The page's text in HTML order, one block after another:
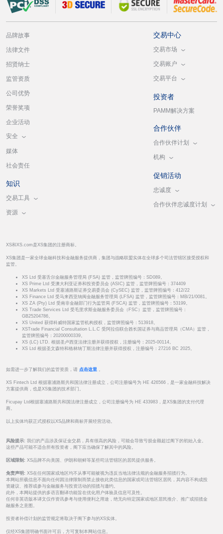
品牌故事
法律文件
招贤纳士
监管资质
公司优势
荣誉奖项
企业活动
安全
媒体
社会责任
知识
交易工具
资源
交易中心
交易市场
交易账户
交易平台
投资者
PAMM解决方案
合作伙伴
合作伙伴计划
机构
促销活动
忠诚度
合作伙伴忠诚度计划
XS和XS.com是XS集团的注册商标。
XS集团是一家全球金融科技和金融服务提供商，集团与战略联盟实体在全球多个司法管辖区接受授权和
监管。
XS Ltd 受塞舌尔金融服务管理局 (FSA) 监管，监管牌照编号：SD089。
XS Prime Ltd 受澳大利亚证券和投资委员会 (ASIC) 监管，监管牌照编号：374409
XS Markets Ltd 受塞浦路斯证券交易委员会 (CySEC) 监管，监管牌照编号：412/22
XS Finance Ltd 受马来西亚纳闽金融服务管理局 (LFSA) 监管，监管牌照编号：MB/21/0081。
XS ZA (Pty) Ltd 受南非金融部门行为监管局 (FSCA) 监管，监管牌照编号：53199。
XS Trade Services Ltd 受毛里求斯金融服务委员会（FSC）监管，监管牌照编号：
GB25204786。
XS United 获得科威特国家监管机构授权，监管牌照编号：513918。
XSTrade Financial Consultation L.L.C 受阿拉伯联合酋长国证券与商品管理局（CMA）监管，
监管牌照编号：20200000339。
XS (LC) LTD. 根据圣卢西亚法律注册并获得授权，注册编号：2025-00114。
XS Ltd 根据圣文森特和格林纳丁斯法律注册并获得授权，注册编号：27216 BC 2025。
如需进一步了解我们的监管资质，请 点击这里
XS Fintech Ltd 根据塞浦路斯共和国法律注册成立，公司注册编号为 HE 426566，是一家金融科技解决
方案提供商，也是XS集团的技术部门。
Ficupay Ltd根据塞浦路斯共和国法律注册成立，公司注册编号为 HE 433983，是XS集团的支付代理
商。
以上实体均获正式授权以XS品牌和商标开展经营活动。
风险提示: 我们的产品涉及保证金交易，具有很高的风险，可能会导致亏损金额超过阁下的初始入金。
这些产品可能不适合所有投资者，阁下应当确保了解其中的风险。
区域限制: XS品牌不向美国、伊朗和朝鲜等某些司法管辖区的居民提供服务。
免责声明: XS在任何国家或地区均不从事可能被视为违反当地法律法规的金融服务招揽行为。
本网站所载信息不面向任何因法律限制而禁止接收此类信息的国家或司法管辖区居民，其内容不构成投
资建议、推荐或参与金融服务与投资活动的招揽与邀约。
此外，本网站提供的多语言翻译功能旨在优化用户体验及信息可及性。
任何非英语版本译文仅作资讯参考与使用便利之用途，绝无向特定国家或地区居民推介、推广或招揽金
融服务之意图。
投资者补偿计划的监管规定将取决于阁下参与的XS实体。
仅经XS集团明确书面许可后，方可复制本网站信息。